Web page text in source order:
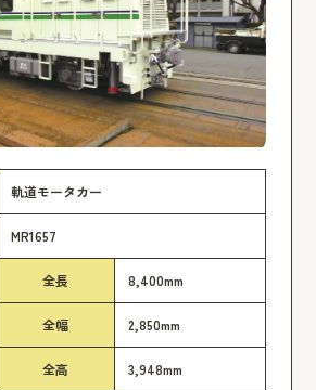
軌道モータカー
MR1657
全長 8,400mm
全幅 2,850mm
全高 3,948mm